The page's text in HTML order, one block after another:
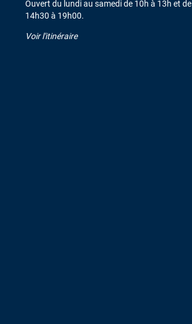
Ouvert du lundi au samedi de 10h à 13h et de
14h30 à 19h00.
Voir l'itinéraire